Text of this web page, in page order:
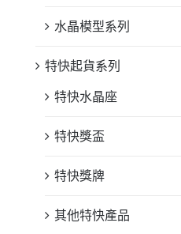
水晶模型系列
特快起貨系列
特快水晶座
特快獎盃
特快獎牌
其他特快產品